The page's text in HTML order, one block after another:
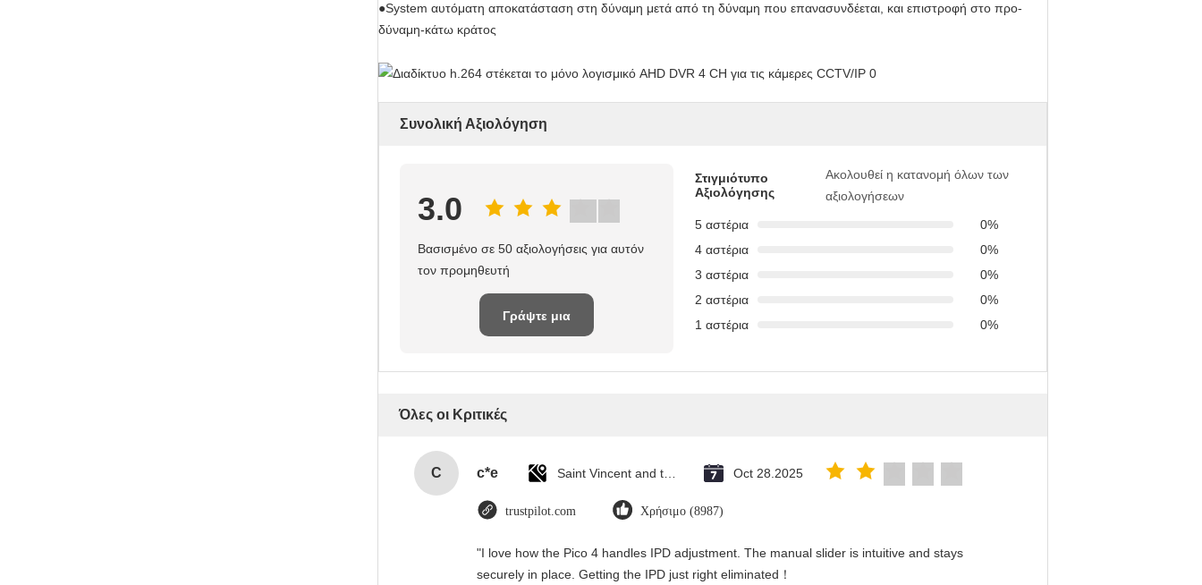
●System αυτόματη αποκατάσταση στη δύναμη μετά από τη δύναμη που επανασυνδέεται, και επιστροφή στο προ-
δύναμη-κάτω κράτος
Συνολική Αξιολόγηση
3.0
Βασισμένο σε 50 αξιολογήσεις για αυτόν
τον προμηθευτή
Γράψτε μια
Στιγμιότυπο
Αξιολόγησης
Ακολουθεί η κατανομή όλων των
αξιολογήσεων
5 αστέρια
0%
4 αστέρια
0%
3 αστέρια
0%
2 αστέρια
0%
1 αστέρια
0%
Όλες οι Κριτικές
C c*e Saint Vincent and the Grenadines Oct 28.2025
trustpilot.com Χρήσιμο (8987)
"I love how the Pico 4 handles IPD adjustment. The manual slider is intuitive and stays
securely in place. Getting the IPD just right eliminated！